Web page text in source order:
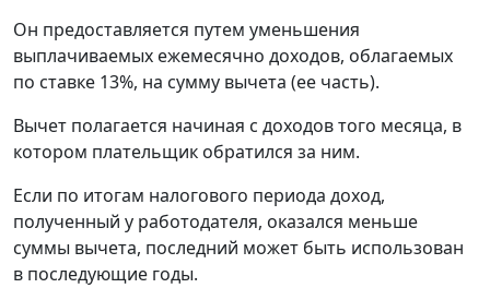
Он предоставляется путем уменьшения
выплачиваемых ежемесячно доходов, облагаемых
по ставке 13%, на сумму вычета (ее часть).
Вычет полагается начиная с доходов того месяца, в
котором плательщик обратился за ним.
Если по итогам налогового периода доход,
полученный у работодателя, оказался меньше
суммы вычета, последний может быть использован
в последующие годы.